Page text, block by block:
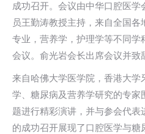
成功召开。会议由中华口腔医
员王勤涛教授主持，来自全国
专业，营养学，护理学等不同学
会议。俞光岩会长出席会议并致
来自哈佛大学医学院，香港大学
学、糖尿病及营养学研究的专家
题进行精彩演讲，并与参会代
的成功召开展现了口腔医学与